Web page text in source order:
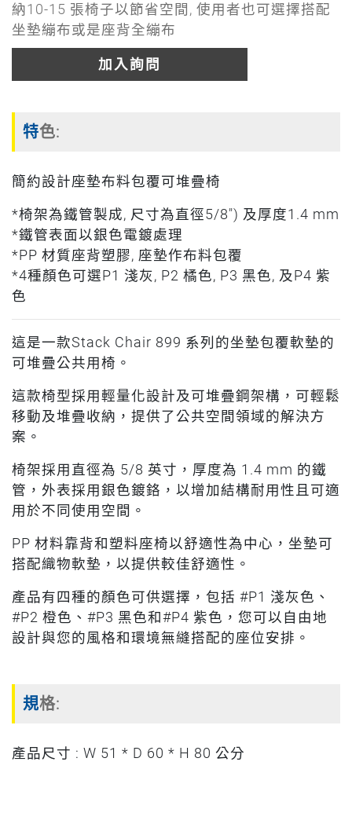
納10-15 張椅子以節省空間, 使用者也可選擇搭配
坐墊繃布或是座背全繃布
加入詢問
特色:
簡約設計座墊布料包覆可堆疊椅
*椅架為鐵管製成, 尺寸為直徑5/8") 及厚度1.4 mm
*鐵管表面以銀色電鍍處理
*PP 材質座背塑膠, 座墊作布料包覆
*4種顏色可選P1 淺灰, P2 橘色, P3 黑色, 及P4 紫
色
這是一款Stack Chair 899 系列的坐墊包覆軟墊的
可堆疊公共用椅。
這款椅型採用輕量化設計及可堆疊鋼架構，可輕鬆
移動及堆疊收納，提供了公共空間領域的解決方
案。
椅架採用直徑為 5/8 英寸，厚度為 1.4 mm 的鐵
管，外表採用銀色鍍鉻，以增加結構耐用性且可適
用於不同使用空間。
PP 材料靠背和塑料座椅以舒適性為中心，坐墊可
搭配織物軟墊，以提供較佳舒適性。
產品有四種的顏色可供選擇，包括 #P1 淺灰色、
#P2 橙色、#P3 黑色和#P4 紫色，您可以自由地
設計與您的風格和環境無縫搭配的座位安排。
規格:
產品尺寸 : W 51 * D 60 * H 80 公分